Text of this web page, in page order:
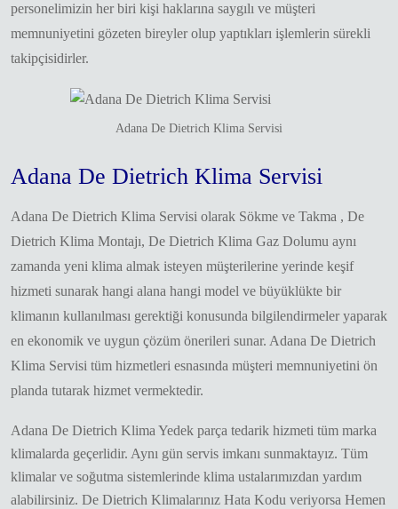
personelimizin her biri kişi haklarına saygılı ve müşteri
memnuniyetini gözeten bireyler olup yaptıkları işlemlerin sürekli
takipçisidirler.
Adana De Dietrich Klima Servisi
Adana De Dietrich Klima Servisi
Adana De Dietrich Klima Servisi olarak Sökme ve Takma , De
Dietrich Klima Montajı, De Dietrich Klima Gaz Dolumu aynı
zamanda yeni klima almak isteyen müşterilerine yerinde keşif
hizmeti sunarak hangi alana hangi model ve büyüklükte bir
klimanın kullanılması gerektiği konusunda bilgilendirmeler yaparak
en ekonomik ve uygun çözüm önerileri sunar. Adana De Dietrich
Klima Servisi tüm hizmetleri esnasında müşteri memnuniyetini ön
planda tutarak hizmet vermektedir.
Adana De Dietrich Klima Yedek parça tedarik hizmeti tüm marka
klimalarda geçerlidir. Aynı gün servis imkanı sunmaktayız. Tüm
klimalar ve soğutma sistemlerinde klima ustalarımızdan yardım
alabilirsiniz. De Dietrich Klimalarınız Hata Kodu veriyorsa Hemen